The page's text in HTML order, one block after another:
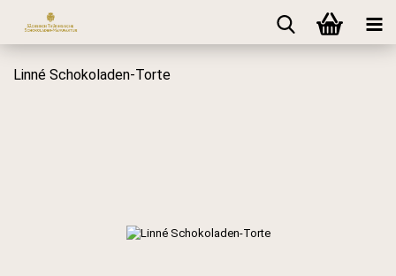
Linné Schokoladen-Torte